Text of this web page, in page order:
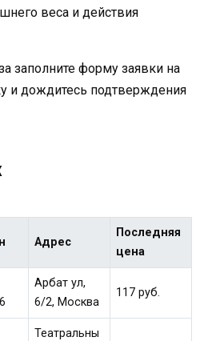
веса и действия
заполните форму заявки на
и дождитесь подтверждения
Адрес
Последняя
цена
Арбат ул,
6/2, Москва
117 руб.
Театральны